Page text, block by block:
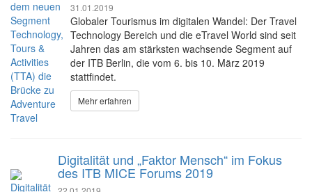
31.01.2019
Globaler Tourismus im digitalen Wandel: Der Travel
Technology Bereich und die eTravel World sind seit
Jahren das am stärksten wachsende Segment auf
der ITB Berlin, die vom 6. bis 10. März 2019
stattfindet.
Mehr erfahren
Digitalität und „Faktor Mensch“ im Fokus
des ITB MICE Forums 2019